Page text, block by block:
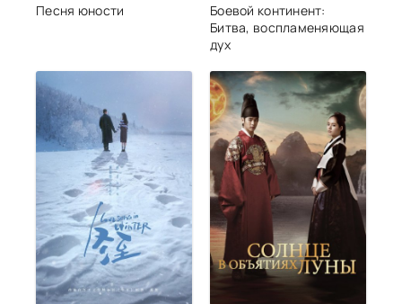
Песня юности
Боевой континент:
Битва, воспламеняющая
дух